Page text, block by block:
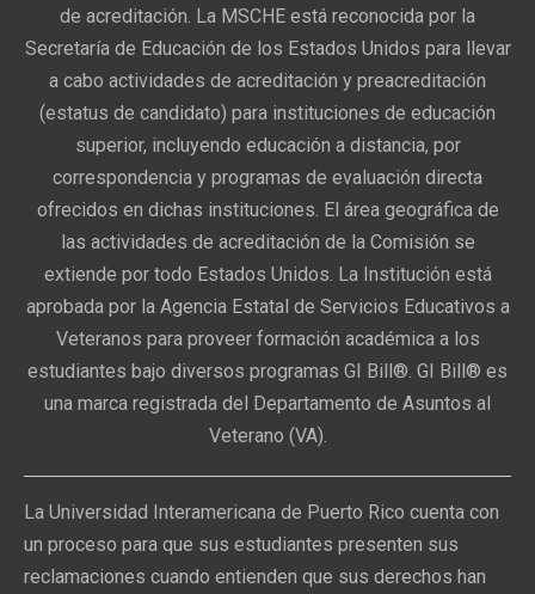
de acreditación. La MSCHE está reconocida por la
Secretaría de Educación de los Estados Unidos para llevar
a cabo actividades de acreditación y preacreditación
(estatus de candidato) para instituciones de educación
superior, incluyendo educación a distancia, por
correspondencia y programas de evaluación directa
ofrecidos en dichas instituciones. El área geográfica de
las actividades de acreditación de la Comisión se
extiende por todo Estados Unidos. La Institución está
aprobada por la Agencia Estatal de Servicios Educativos a
Veteranos para proveer formación académica a los
estudiantes bajo diversos programas GI Bill®. GI Bill® es
una marca registrada del Departamento de Asuntos al
Veterano (VA).
La Universidad Interamericana de Puerto Rico cuenta con
un proceso para que sus estudiantes presenten sus
reclamaciones cuando entienden que sus derechos han